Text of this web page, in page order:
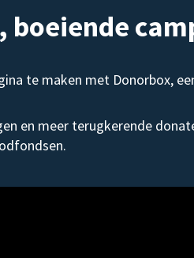
te maken met Donorbox,
en meer terugkerende